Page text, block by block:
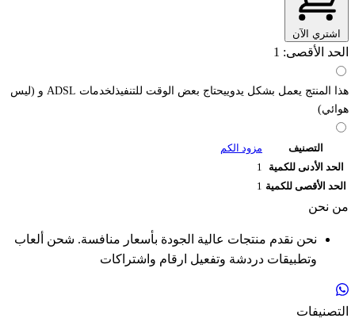
اشتري الآن
الحد الأقصى: 1
هذا المنتج يعمل بشكل يدوييحتاج بعض الوقت للتنفيذلخدمات ADSL و (ليس
هوائي)
التصنيف
مزود الكم
الحد الأدنى للكمية
1
الحد الأقصى للكمية 1
من نحن
نحن نقدم منتجات عالية الجودة بأسعار منافسة. شحن ألعاب
وتطبيقات دردشة وتفعيل ارقام واشتراكات
التصنيفات